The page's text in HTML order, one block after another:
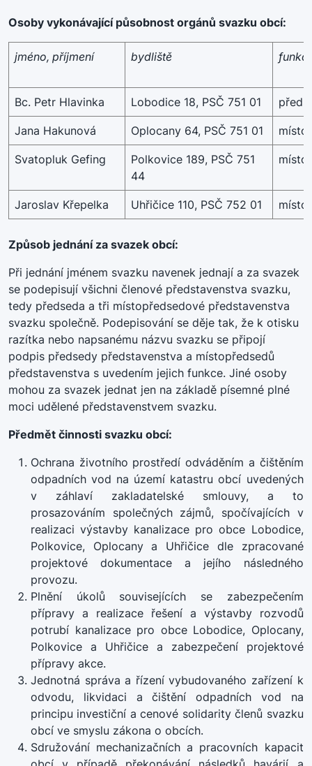
Osoby vykonávající působnost orgánů svazku obcí:
jméno, příjmení bydliště
Bc. Petr Hlavinka Lobodice 18, PSČ 751 01
Jana Hakunová Oplocany 64, PSČ 751 01
Svatopluk Gefing
Polkovice 189, PSČ 751
44
Jaroslav Křepelka Uhřičice 110, PSČ 752 01
Způsob jednání za svazek obcí:
Při jednání jménem svazku navenek jednají a za svazek
se podepisují všichni členové představenstva svazku,
tedy předseda a tři místopředsedové představenstva
svazku společně. Podepisování se děje tak, že k otisku
razítka nebo napsanému názvu svazku se připojí
podpis předsedy představenstva a místopředsedů
představenstva s uvedením jejich funkce. Jiné osoby
mohou za svazek jednat jen na základě písemné plné
moci udělené představenstvem svazku.
Předmět činnosti svazku obcí:
Ochrana životního prostředí odváděním a čištěním
odpadních vod na území katastru obcí uvedených
v záhlaví zakladatelské smlouvy, a to
prosazováním společných zájmů, spočívajících v
realizaci výstavby kanalizace pro obce Lobodice,
Polkovice, Oplocany a Uhřičice dle zpracované
projektové dokumentace a jejího následného
provozu.
Plnění úkolů souvisejících se zabezpečením
přípravy a realizace řešení a výstavby rozvodů
potrubí kanalizace pro obce Lobodice, Oplocany,
Polkovice a Uhřičice a zabezpečení projektové
přípravy akce.
Jednotná správa a řízení vybudovaného zařízení k
odvodu, likvidaci a čištění odpadních vod na
principu investiční a cenové solidarity členů svazku
obcí ve smyslu zákona o obcích.
Sdružování mechanizačních a pracovních kapacit